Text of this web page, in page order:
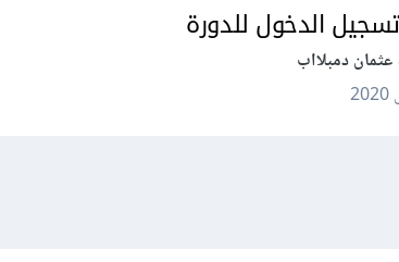
الدخول للدورة
دمبلااب